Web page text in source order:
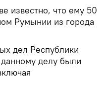
известно, что ему 50
Румынии из города
дел Республики
делу были